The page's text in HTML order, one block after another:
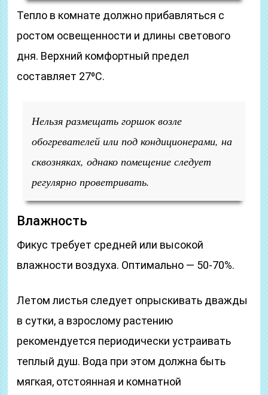
Тепло в комнате должно прибавляться с
ростом освещенности и длины светового
дня. Верхний комфортный предел
составляет 27⁰С.
Нельзя размещать горшок возле
обогревателей или под кондиционерами, на
сквозняках, однако помещение следует
регулярно проветривать.
Влажность
Фикус требует средней или высокой
влажности воздуха. Оптимально — 50-70%.
Летом листья следует опрыскивать дважды
в сутки, а взрослому растению
рекомендуется периодически устраивать
теплый душ. Вода при этом должна быть
мягкая, отстоянная и комнатной